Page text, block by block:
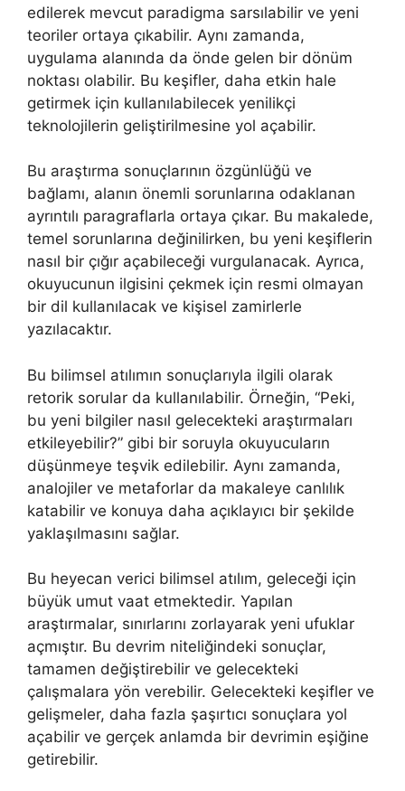
edilerek mevcut paradigma sarsılabilir ve yeni
teoriler ortaya çıkabilir. Aynı zamanda,
uygulama alanında da önde gelen bir dönüm
noktası olabilir. Bu keşifler, daha etkin hale
getirmek için kullanılabilecek yenilikçi
teknolojilerin geliştirilmesine yol açabilir.
Bu araştırma sonuçlarının özgünlüğü ve
bağlamı, alanın önemli sorunlarına odaklanan
ayrıntılı paragraflarla ortaya çıkar. Bu makalede,
temel sorunlarına değinilirken, bu yeni keşiflerin
nasıl bir çığır açabileceği vurgulanacak. Ayrıca,
okuyucunun ilgisini çekmek için resmi olmayan
bir dil kullanılacak ve kişisel zamirlerle
yazılacaktır.
Bu bilimsel atılımın sonuçlarıyla ilgili olarak
retorik sorular da kullanılabilir. Örneğin, “Peki,
bu yeni bilgiler nasıl gelecekteki araştırmaları
etkileyebilir?” gibi bir soruyla okuyucuların
düşünmeye teşvik edilebilir. Aynı zamanda,
analojiler ve metaforlar da makaleye canlılık
katabilir ve konuya daha açıklayıcı bir şekilde
yaklaşılmasını sağlar.
Bu heyecan verici bilimsel atılım, geleceği için
büyük umut vaat etmektedir. Yapılan
araştırmalar, sınırlarını zorlayarak yeni ufuklar
açmıştır. Bu devrim niteliğindeki sonuçlar,
tamamen değiştirebilir ve gelecekteki
çalışmalara yön verebilir. Gelecekteki keşifler ve
gelişmeler, daha fazla şaşırtıcı sonuçlara yol
açabilir ve gerçek anlamda bir devrimin eşiğine
getirebilir.